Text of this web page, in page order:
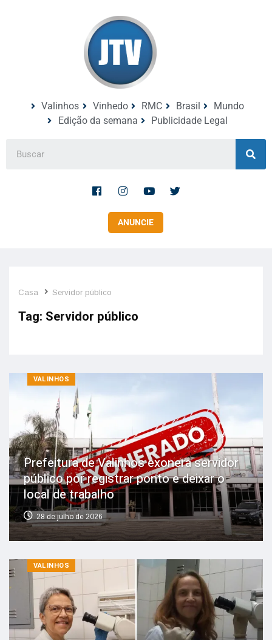
Valinhos Vinhedo RMC Brasil
Mundo
Edição da semana
Publicidade Legal
ANUNCIE
Casa Servidor público
Tag: Servidor público
VALINHOS
Prefeitura de Valinhos exonera servidor
público por registrar ponto e deixar o
local de trabalho
28 de julho de 2026
VALINHOS